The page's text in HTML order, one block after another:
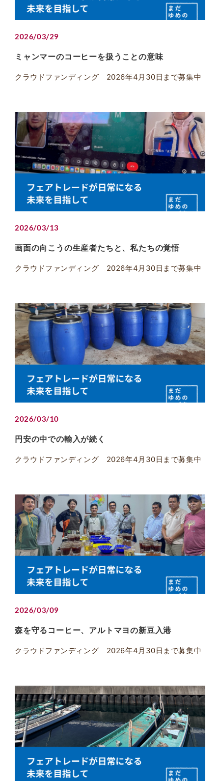
2026/03/29
ミャンマーのコーヒーを扱うことの意味
クラウドファンディング 2026年4月30日まで募集中
2026/03/13
画面の向こうの生産者たちと、私たちの覚悟
クラウドファンディング 2026年4月30日まで募集中
2026/03/10
円安の中での輸入が続く
クラウドファンディング 2026年4月30日まで募集中
2026/03/09
森を守るコーヒー、アルトマヨの新豆入港
クラウドファンディング 2026年4月30日まで募集中